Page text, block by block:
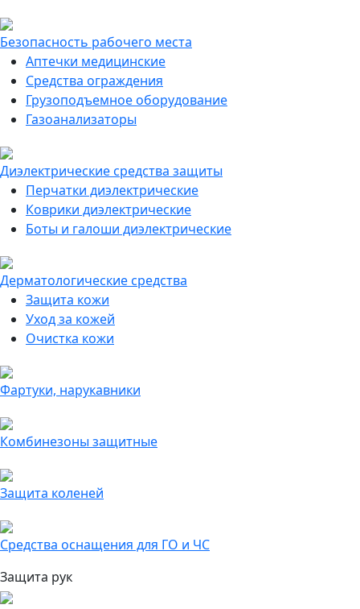
Безопасность рабочего места
Аптечки медицинские
Средства ограждения
Грузоподъемное оборудование
Газоанализаторы
Диэлектрические средства защиты
Перчатки диэлектрические
Коврики диэлектрические
Боты и галоши диэлектрические
Дерматологические средства
Защита кожи
Уход за кожей
Очистка кожи
Фартуки, нарукавники
Комбинезоны защитные
Защита коленей
Средства оснащения для ГО и ЧС
Защита рук